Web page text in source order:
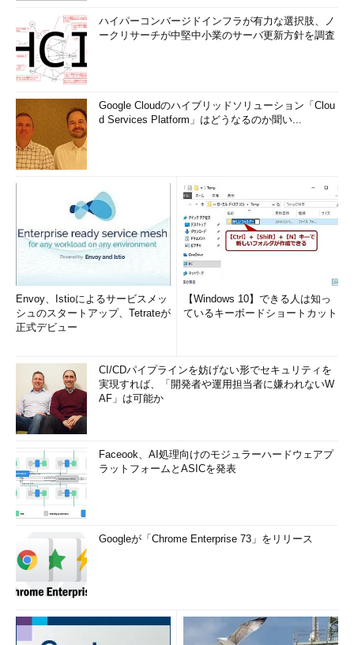
ハイパーコンバージドインフラが有力な選択肢、ノ
ークリサーチが中堅中小業のサーバ更新方針を調査
Google Cloudのハイブリッドソリューション「Clou
d Services Platform」はどうなるのか聞い...
Envoy、Istioによるサービスメッ
シュのスタートアップ、Tetrateが
正式デビュー
【Windows 10】できる人は知っ
ているキーボードショートカット
CI/CDパイプラインを妨げない形でセキュリティを
実現すれば、「開発者や運用担当者に嫌われないW
AF」は可能か
Faceook、AI処理向けのモジュラーハードウェアプ
ラットフォームとASICを発表
Googleが「Chrome Enterprise 73」をリリース